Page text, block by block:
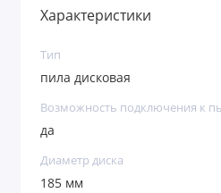
Характеристики
Тип
пила дисковая
Возможность подключения к
да
Диаметр диска
185 мм